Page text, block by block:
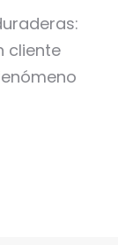
cliente